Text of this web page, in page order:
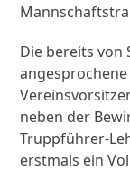
Die bereits
neben der
Truppführer-
erstmals ein